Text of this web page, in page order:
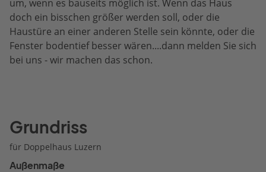
um, wenn es bauseits möglich ist. Wenn das Haus
doch ein bisschen größer werden soll, oder die
Haustüre an einer anderen Stelle sein könnte, oder die
Fenster bodentief besser wären....dann melden Sie sich
bei uns - wir machen das schon.
Grundriss
für Doppelhaus Luzern
Außenmaße